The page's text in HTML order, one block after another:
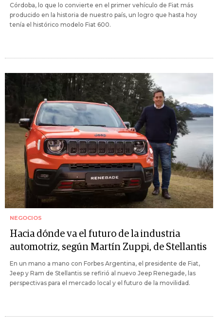
Córdoba, lo que lo convierte en el primer vehículo de Fiat más
producido en la historia de nuestro país, un logro que hasta hoy
tenía el histórico modelo Fiat 600.
NEGOCIOS
Hacia dónde va el futuro de la industria
automotriz, según Martín Zuppi, de Stellantis
En un mano a mano con Forbes Argentina, el presidente de Fiat,
Jeep y Ram de Stellantis se refirió al nuevo Jeep Renegade, las
perspectivas para el mercado local y el futuro de la movilidad.